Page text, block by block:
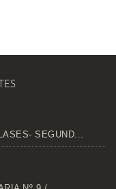
SEGUND...